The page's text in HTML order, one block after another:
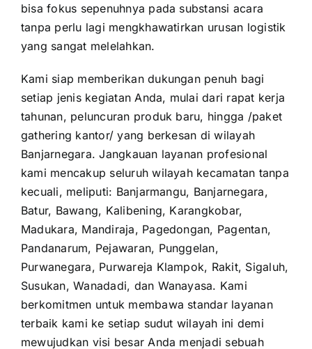
bisa fokus sepenuhnya pada substansi acara
tanpa perlu lagi mengkhawatirkan urusan logistik
yang sangat melelahkan.
Kami siap memberikan dukungan penuh bagi
setiap jenis kegiatan Anda, mulai dari rapat kerja
tahunan, peluncuran produk baru, hingga /paket
gathering kantor/ yang berkesan di wilayah
Banjarnegara. Jangkauan layanan profesional
kami mencakup seluruh wilayah kecamatan tanpa
kecuali, meliputi: Banjarmangu, Banjarnegara,
Batur, Bawang, Kalibening, Karangkobar,
Madukara, Mandiraja, Pagedongan, Pagentan,
Pandanarum, Pejawaran, Punggelan,
Purwanegara, Purwareja Klampok, Rakit, Sigaluh,
Susukan, Wanadadi, dan Wanayasa. Kami
berkomitmen untuk membawa standar layanan
terbaik kami ke setiap sudut wilayah ini demi
mewujudkan visi besar Anda menjadi sebuah